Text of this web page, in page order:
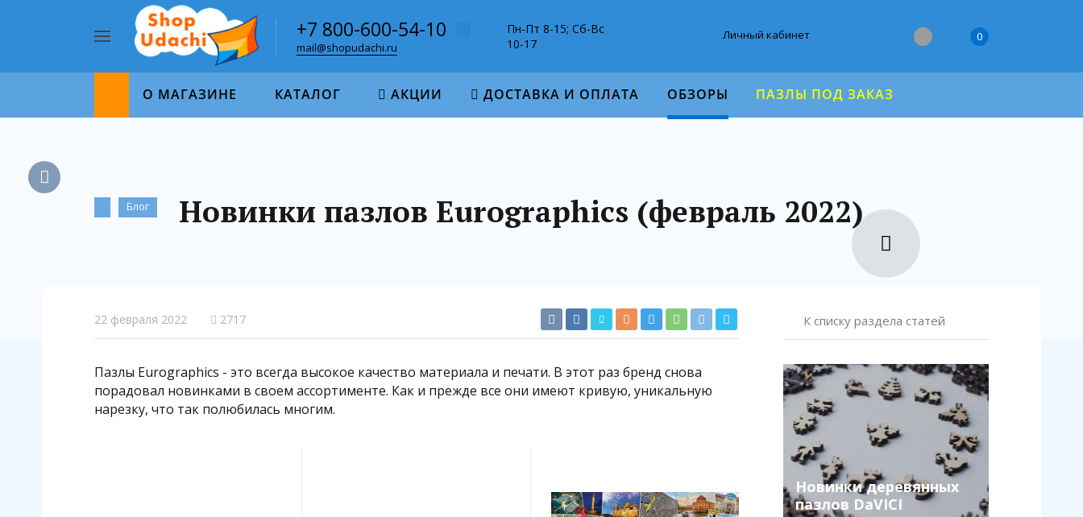
Найти
+7 800-600-54-10
mail@shopudachi.ru
Пн-Пт 8-15; Сб-Вс
10-17
Личный кабинет 0
О МАГАЗИНЕ КАТАЛОГ АКЦИИ ДОСТАВКА И ОПЛАТА ОБЗОРЫ ПАЗЛЫ ПОД ЗАКАЗ
Блог Новинки пазлов Eurographics (февраль 2022)
22 февраля 2022 2717
Пазлы Eurographics - это всегда высокое качество материала и печати. В этот раз бренд снова
порадовал новинками в своем ассортименте. Как и прежде все они имеют кривую, уникальную
нарезку, что так полюбилась многим.
К списку раздела статей
Новинки деревянных
пазлов DaVICI